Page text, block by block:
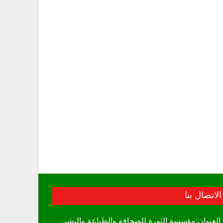
الاتصال بنا
العنوان:مؤسسة الثورة للصحافة والطباعة والنشرـ